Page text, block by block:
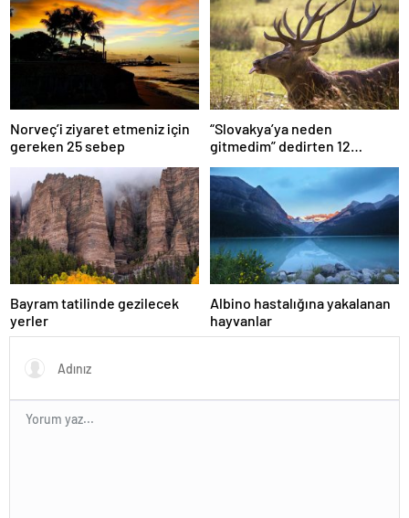
Norveç’i ziyaret etmeniz için
gereken 25 sebep
“Slovakya’ya neden
gitmedim” dedirten 12
fotoğraf
Bayram tatilinde gezilecek
yerler
Albino hastalığına yakalanan
hayvanlar